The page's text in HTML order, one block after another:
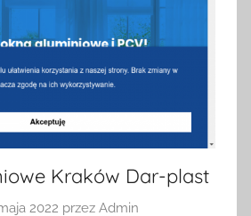
Kraków Dar-plast
2022 przez Admin